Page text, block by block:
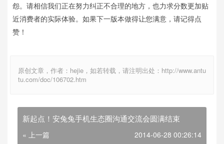
怨。请相信我们正在努力纠正不合理的地方，也力求分数更加贴
近消费者的实际体验。如果下一版本做得让您满意，请记得点
赞！
原创文章，作者：hejie，如若转载，请注明出处：http://www.antu
tu.com/doc/106702.htm
新起点！安兔兔手机生态圈沟通交流会圆满结束
« 上一篇 2014-06-28 00:26:14